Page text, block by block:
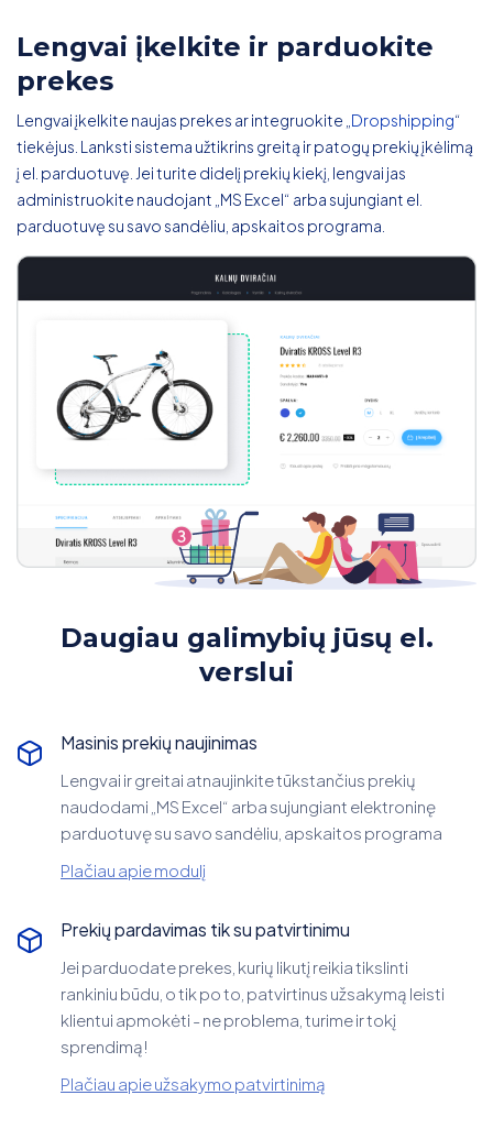
Lengvai įkelkite ir parduokite
prekes
Lengvai įkelkite naujas prekes ar integruokite „ Dropshipping“
tiekėjus. Lanksti sistema užtikrins greitą ir patogų prekių įkėlimą
į el. parduotuvę. Jei turite didelį prekių kiekį, lengvai jas
administruokite naudojant „MS Excel“ arba sujungiant el.
parduotuvę su savo sandėliu, apskaitos programa.
Daugiau galimybių jūsų el.
verslui
Masinis prekių naujinimas
Lengvai ir greitai atnaujinkite tūkstančius prekių
naudodami „MS Excel“ arba sujungiant elektroninę
parduotuvę su savo sandėliu, apskaitos programa
Plačiau apie modulį
Prekių pardavimas tik su patvirtinimu
Jei parduodate prekes, kurių likutį reikia tikslinti
rankiniu būdu, o tik po to, patvirtinus užsakymą leisti
klientui apmokėti - ne problema, turime ir tokį
sprendimą!
Plačiau apie užsakymo patvirtinimą